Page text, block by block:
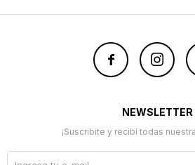
 
NEWSLETTER
¡Suscribite y recibí todas